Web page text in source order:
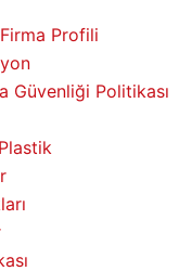
Profili
Güvenliği Politikası